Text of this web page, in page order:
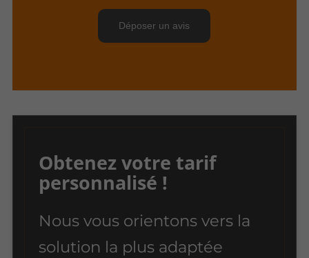
Obtenez votre tarif
personnalisé !
Nous vous orientons vers la
solution la plus adaptée